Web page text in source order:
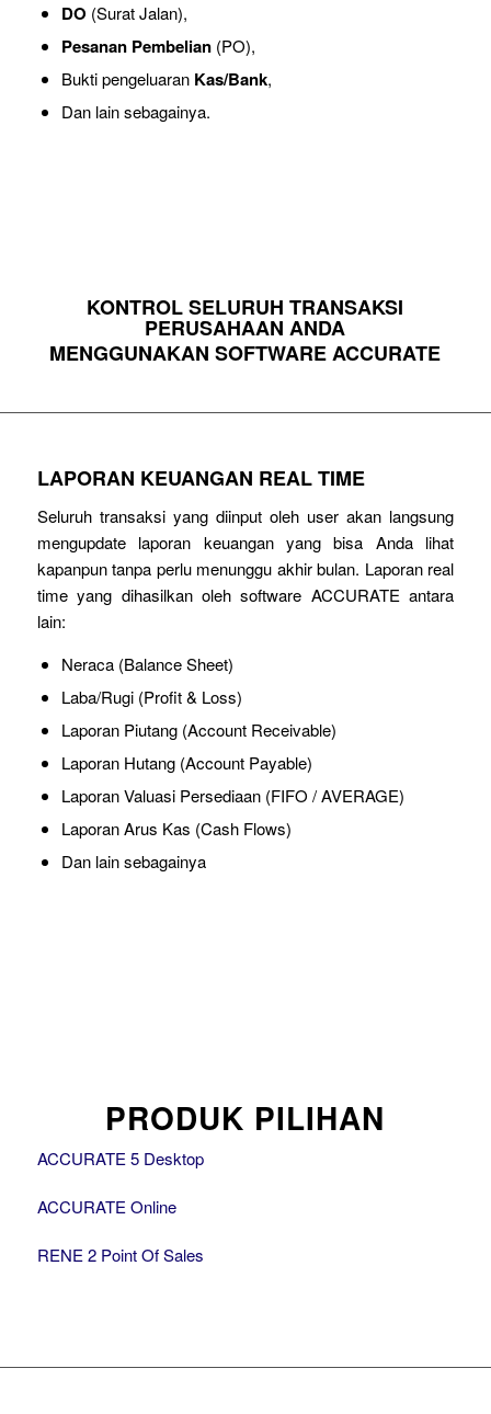
DO (Surat Jalan),
Pesanan Pembelian(PO),
Bukti pengeluaran Kas/Bank,
Dan lain sebagainya.
KONTROL SELURUH TRANSAKSI
PERUSAHAAN ANDA
MENGGUNAKAN SOFTWARE ACCURATE
LAPORAN KEUANGAN REAL TIME
Seluruh transaksi yang diinput oleh user akan langsung
mengupdate laporan keuangan yang bisa Anda lihat
kapanpun tanpa perlu menunggu akhir bulan. Laporan real
time yang dihasilkan oleh software ACCURATE antara
lain:
Neraca (Balance Sheet)
Laba/Rugi (Profit & Loss)
Laporan Piutang (Account Receivable)
Laporan Hutang (Account Payable)
Laporan Valuasi Persediaan (FIFO / AVERAGE)
Laporan Arus Kas (Cash Flows)
Dan lain sebagainya
PRODUK PILIHAN
ACCURATE 5 Desktop
ACCURATE Online
RENE 2 Point Of Sales